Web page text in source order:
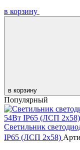
в корзину
в корзину
Популярный
Светильник
IP65 (ЛСП 2х58)